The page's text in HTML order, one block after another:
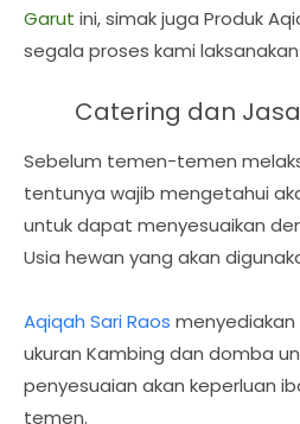
Garut ini, simak juga Produk
segala proses kami
Catering dan
Sebelum temen-temen
tentunya wajib mengetahui
untuk dapat menyesuaikan
Usia hewan yang akan
Aqiqah Sari Raos menyediakan
ukuran Kambing dan domba
penyesuaian akan keperluan
temen.